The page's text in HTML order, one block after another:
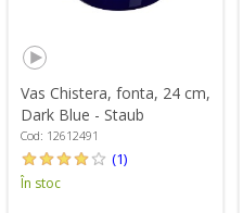
Vas Chistera, fonta, 24 cm,
Dark Blue - Staub
Cod: 12612491
(1)
În stoc